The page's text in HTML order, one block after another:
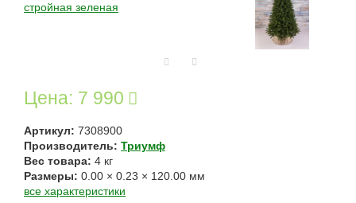
Цена: 7 990
Артикул: 7308900
Производитель: Триумф
Вес товара: 4 кг
Размеры: 0.00 × 0.23 × 120.00 мм
все характеристики